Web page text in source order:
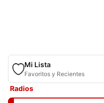
Mi Lista
Favoritos y Recientes
Radios